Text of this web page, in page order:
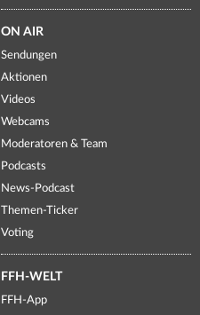
ON AIR
Sendungen
Aktionen
Videos
Webcams
Moderatoren & Team
Podcasts
News-Podcast
Themen-Ticker
Voting
FFH-WELT
FFH-App